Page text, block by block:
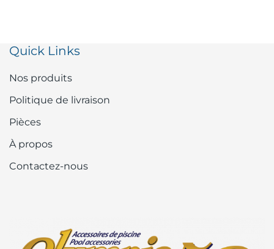
Quick Links
Nos produits
Politique de livraison
Pièces
À propos
Contactez-nous